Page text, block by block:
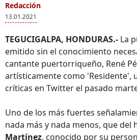
Redacción
13.01.2021
TEGUCIGALPA, HONDURAS.- La
emitido sin el conocimiento
cantante puertorriqueño, René
artísticamente como 'Residente',
críticas en Twitter el pasado
Uno de los más fuertes
nada más y nada menos, que del
Martínez, conocido por su